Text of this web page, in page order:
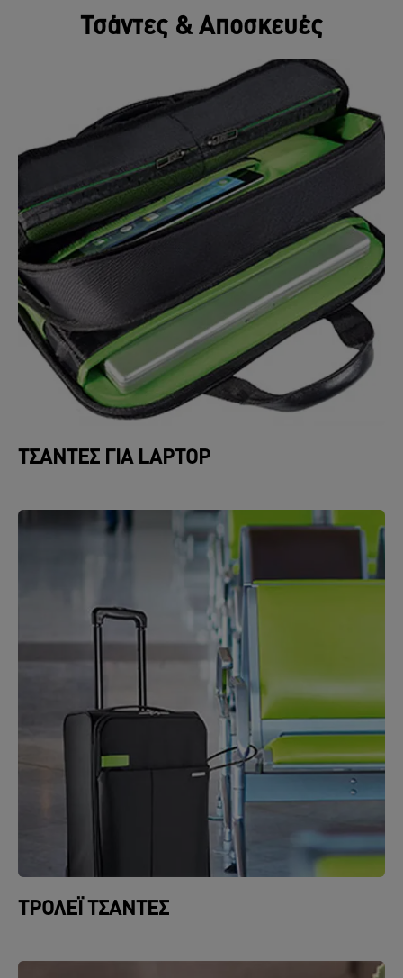
Τσάντες & Αποσκευές
ΤΣΆΝΤΕΣ ΓΙΑ LAPTOP
ΤΡΌΛΕΪ ΤΣΆΝΤΕΣ